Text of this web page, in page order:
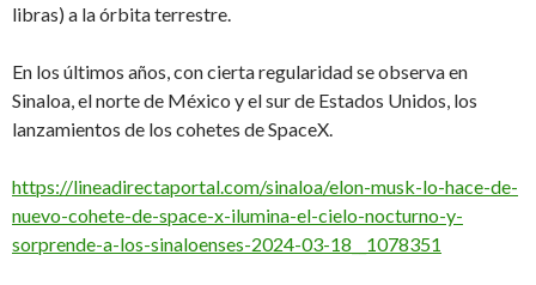
libras) a la órbita terrestre.
En los últimos años, con cierta regularidad se observa en
Sinaloa, el norte de México y el sur de Estados Unidos, los
lanzamientos de los cohetes de SpaceX.
https://lineadirectaportal.com/sinaloa/elon-musk-lo-hace-de-
nuevo-cohete-de-space-x-ilumina-el-cielo-nocturno-y-
sorprende-a-los-sinaloenses-2024-03-18__1078351